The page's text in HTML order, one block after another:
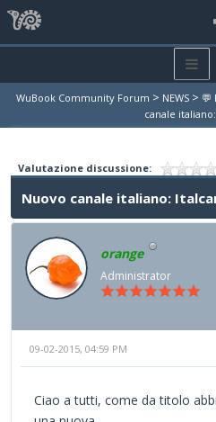
WuBook Community Forum > NEWS > 💬
canale
Valutazione discussione:
Nuovo canale italiano:
orange
Administrator
09-02-2015, 04:59 PM
Ciao a tutti, come da titolo